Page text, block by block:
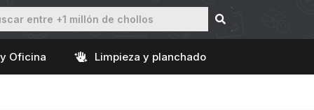
Oficina Limpieza y planchado